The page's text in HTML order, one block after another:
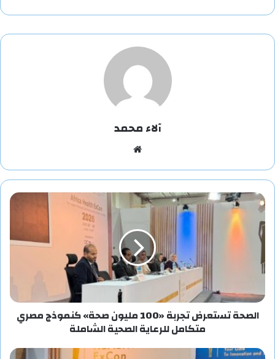
آلاء محمد
الصحة تستعرض تجربة «100 مليون صحة» كنموذج مصري
متكامل للرعاية الصحية الشاملة